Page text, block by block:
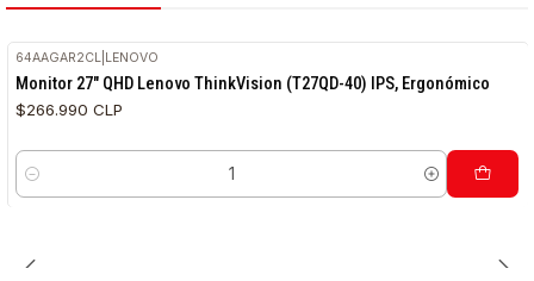
64AAGAR2CL LENOVO
Monitor 27" QHD Lenovo ThinkVision (T27QD-40) IPS, Ergonómico
$266.990 CLP
Cantidad